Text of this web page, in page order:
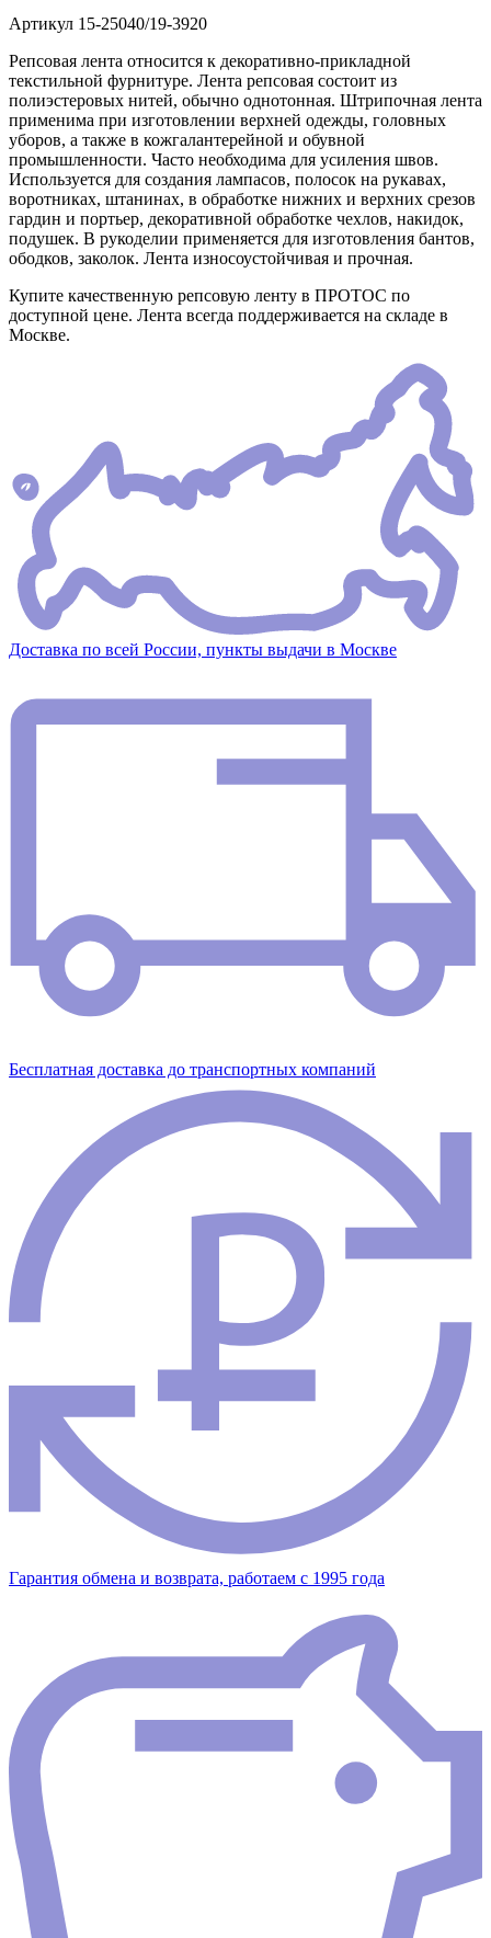
Артикул 15-25040/19-3920
Репсовая лента относится к декоративно-прикладной
текстильной фурнитуре. Лента репсовая состоит из
полиэстеровых нитей, обычно однотонная. Штрипочная лента
применима при изготовлении верхней одежды, головных
уборов, а также в кожгалантерейной и обувной
промышленности. Часто необходима для усиления швов.
Используется для создания лампасов, полосок на рукавах,
воротниках, штанинах, в обработке нижних и верхних срезов
гардин и портьер, декоративной обработке чехлов, накидок,
подушек. В рукоделии применяется для изготовления бантов,
ободков, заколок. Лента износоустойчивая и прочная.
Купите качественную репсовую ленту в ПРОТОС по
доступной цене. Лента всегда поддерживается на складе в
Москве.
Доставка по всей России, пункты выдачи в Москве
Бесплатная доставка до транспортных компаний
Гарантия обмена и возврата, работаем с 1995 года